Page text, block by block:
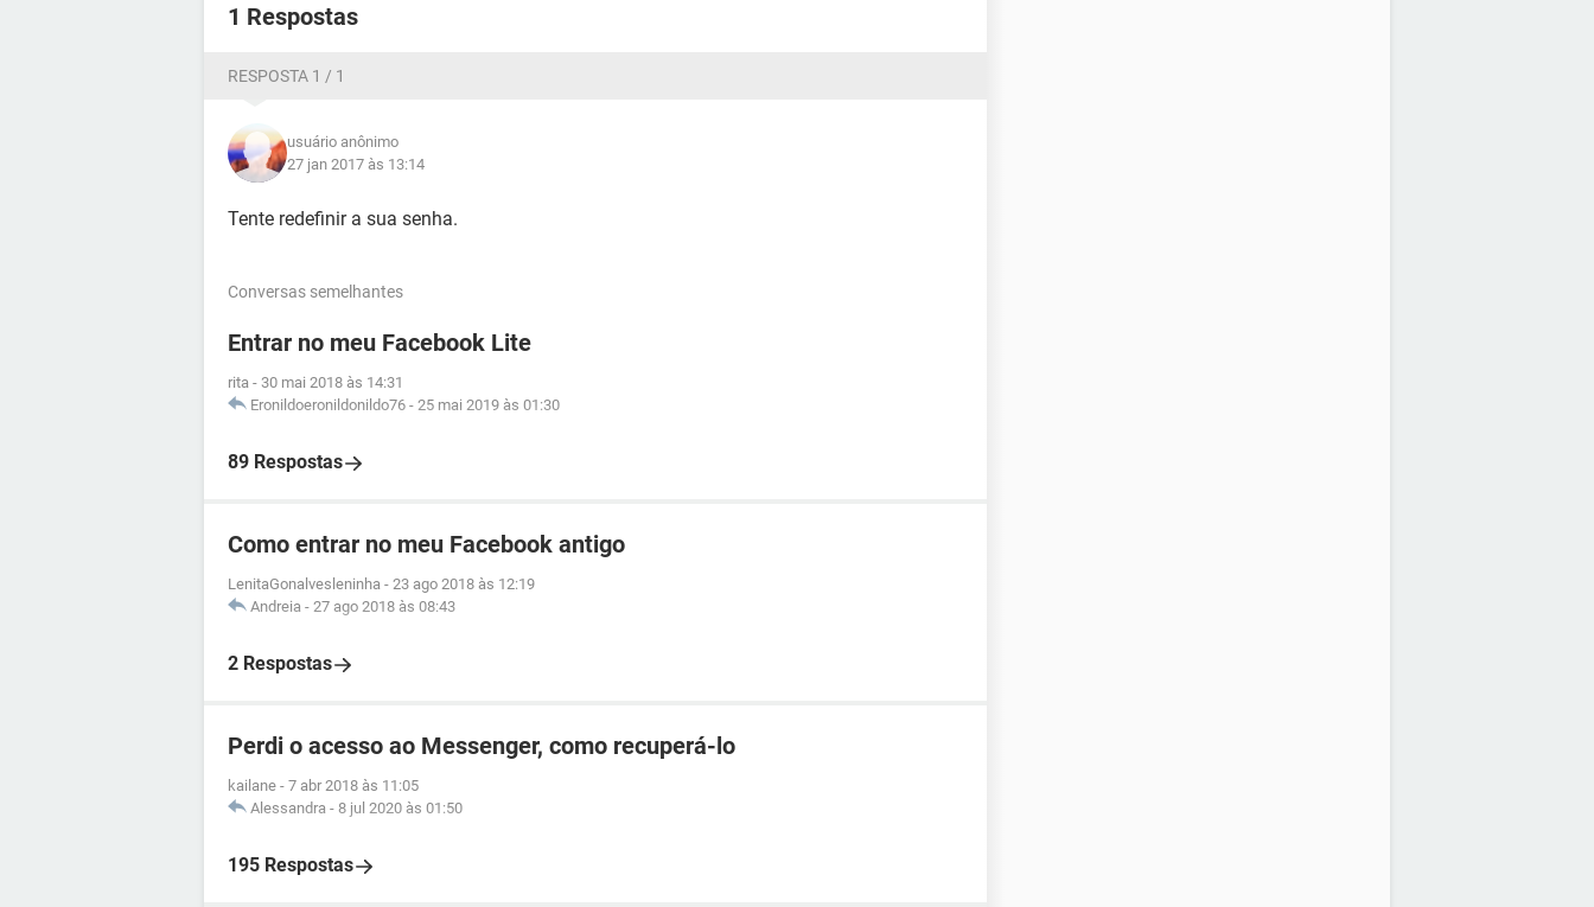
1 Respostas
RESPOSTA 1 / 1
usuário anônimo
27 jan 2017 às 13:14
Tente redefinir a sua senha.
Conversas semelhantes
Entrar no meu Facebook Lite
rita - 30 mai 2018 às 14:31
Eronildoeronildonildo76 - 25 mai 2019 às 01:30
89 Respostas
Como entrar no meu Facebook antigo
LenitaGonalvesleninha - 23 ago 2018 às 12:19
Andreia - 27 ago 2018 às 08:43
2 Respostas
Perdi o acesso ao Messenger, como recuperá-lo
kailane - 7 abr 2018 às 11:05
Alessandra - 8 jul 2020 às 01:50
195 Respostas